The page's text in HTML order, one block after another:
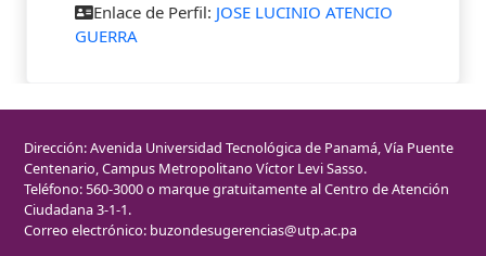
Enlace de Perfil: JOSE LUCINIO ATENCIO
GUERRA
Dirección: Avenida Universidad Tecnológica de Panamá, Vía Puente
Centenario, Campus Metropolitano Víctor Levi Sasso.
Teléfono: 560-3000 o marque gratuitamente al Centro de Atención
Ciudadana 3-1-1.
Correo electrónico: buzondesugerencias@utp.ac.pa